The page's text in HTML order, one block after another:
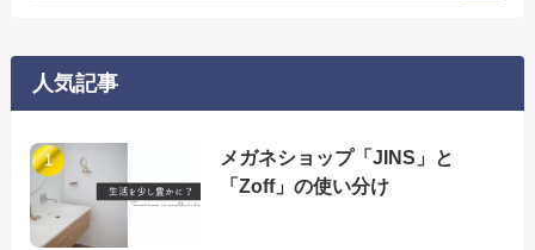
人気記事
メガネショップ「JINS」と
「Zoff」の使い分け